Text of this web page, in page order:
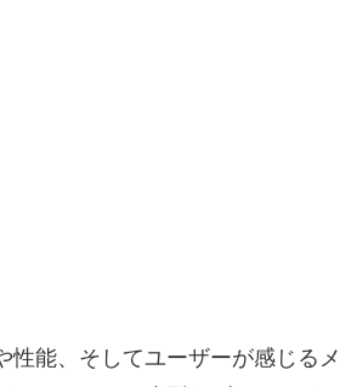
能、そしてユーザーが感じる